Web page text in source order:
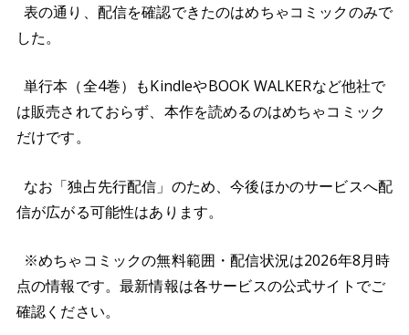
表の通り、配信を確認できたのはめちゃコミックのみで
した。
単行本（全4巻）もKindleやBOOK WALKERなど他社で
は販売されておらず、本作を読めるのはめちゃコミック
だけです。
なお「独占先行配信」のため、今後ほかのサービスへ配
信が広がる可能性はあります。
※めちゃコミックの無料範囲・配信状況は2026年8月時
点の情報です。最新情報は各サービスの公式サイトでご
確認ください。